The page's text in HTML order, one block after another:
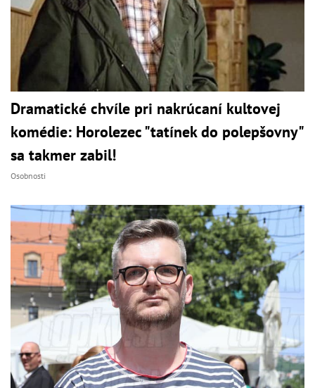
Dramatické chvíle pri nakrúcaní kultovej
komédie: Horolezec "tatínek do polepšovny"
sa takmer zabil!
Osobnosti